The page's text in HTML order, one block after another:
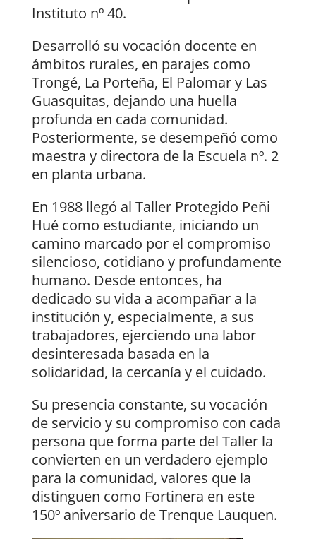
Instituto nº 40.
Desarrolló su vocación docente en
ámbitos rurales, en parajes como
Trongé, La Porteña, El Palomar y Las
Guasquitas, dejando una huella
profunda en cada comunidad.
Posteriormente, se desempeñó como
maestra y directora de la Escuela nº. 2
en planta urbana.
En 1988 llegó al Taller Protegido Peñi
Hué como estudiante, iniciando un
camino marcado por el compromiso
silencioso, cotidiano y profundamente
humano. Desde entonces, ha
dedicado su vida a acompañar a la
institución y, especialmente, a sus
trabajadores, ejerciendo una labor
desinteresada basada en la
solidaridad, la cercanía y el cuidado.
Su presencia constante, su vocación
de servicio y su compromiso con cada
persona que forma parte del Taller la
convierten en un verdadero ejemplo
para la comunidad, valores que la
distinguen como Fortinera en este
150º aniversario de Trenque Lauquen.